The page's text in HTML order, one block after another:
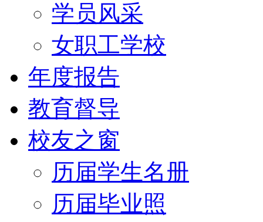
学员风采
女职工学校
年度报告
教育督导
校友之窗
历届学生名册
历届毕业照